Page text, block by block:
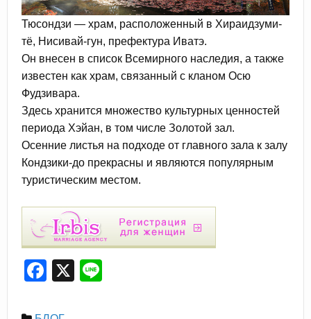
Тюсондзи — храм, расположенный в Хираидзуми-
тё, Нисивай-гун, префектура Иватэ.
Он внесен в список Всемирного наследия, а также
известен как храм, связанный с кланом Осю
Фудзивара.
Здесь хранится множество культурных ценностей
периода Хэйан, в том числе Золотой зал.
Осенние листья на подходе от главного зала к залу
Кондзики-до прекрасны и являются популярным
туристическим местом.
F
X